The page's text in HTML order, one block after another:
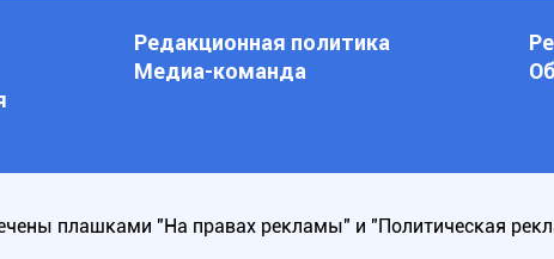
Редакционная политика
Медиа-команда
плашками "На правах рекламы" и "Политическая